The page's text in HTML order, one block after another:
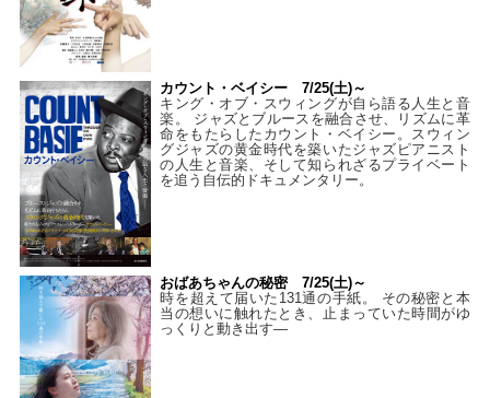
カウント・ベイシー 7/25(土)～
キング・オブ・スウィングが自ら語る人生と音
楽。 ジャズとブルースを融合させ、リズムに革
命をもたらしたカウント・ベイシー。スウィン
グジャズの黄金時代を築いたジャズピアニスト
の人生と音楽、そして知られざるプライベート
を追う自伝的ドキュメンタリー。
おばあちゃんの秘密 7/25(土)～
時を超えて届いた131通の手紙。 その秘密と本
当の想いに触れたとき、止まっていた時間がゆ
っくりと動き出す―